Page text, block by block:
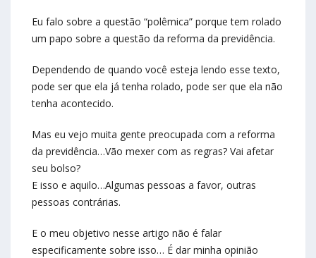
Eu falo sobre a questão “polêmica” porque tem rolado
um papo sobre a questão da reforma da previdência.
Dependendo de quando você esteja lendo esse texto,
pode ser que ela já tenha rolado, pode ser que ela não
tenha acontecido.
Mas eu vejo muita gente preocupada com a reforma
da previdência…Vão mexer com as regras? Vai afetar
seu bolso?
E isso e aquilo…Algumas pessoas a favor, outras
pessoas contrárias.
E o meu objetivo nesse artigo não é falar
especificamente sobre isso… É dar minha opinião